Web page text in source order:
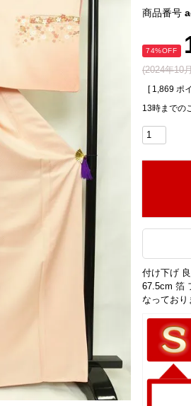
商品番号
(2024年10
74%OFF
[ 1,869 ポ
13時までの
付け下げ
67.5cm 箔
なっており